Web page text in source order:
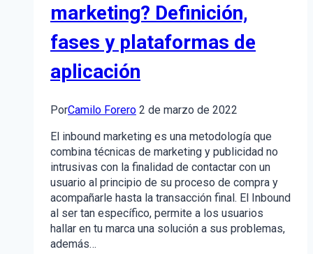
marketing? Definición,
fases y plataformas de
aplicación
PorCamilo Forero 2 de marzo de 2022
El inbound marketing es una metodología que
combina técnicas de marketing y publicidad no
intrusivas con la finalidad de contactar con un
usuario al principio de su proceso de compra y
acompañarle hasta la transacción final. El Inbound
al ser tan específico, permite a los usuarios
hallar en tu marca una solución a sus problemas,
además…